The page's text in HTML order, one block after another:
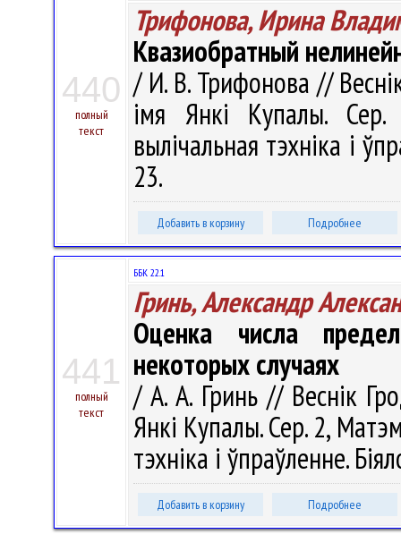
440
полный
текст
Трифонова, Ирина
Квазиобратный
/ И. В. Трифонова //
імя Янкі Купалы. Сер.
вылічальная тэхніка і
23.
Добавить в корзину Подробнее
441
полный
текст
ББК 22.1
Гринь, Александр
Оценка числа
некоторых случаях
/ А. А. Гринь // Веснік
Янкі Купалы. Сер. 2,
тэхніка і ўпраўленне.
Добавить в корзину Подробнее